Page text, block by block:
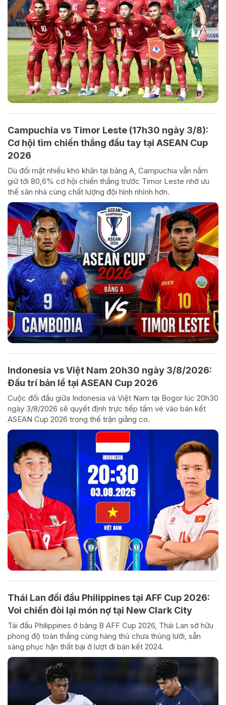
Campuchia vs Timor Leste (17h30 ngày 3/8):
Cơ hội tìm chiến thắng đầu tay tại ASEAN Cup
2026
Dù đối mặt nhiều khó khăn tại bảng A, Campuchia vẫn nắm
giữ tới 80,6% cơ hội chiến thắng trước Timor Leste nhờ ưu
thế sân nhà cùng chất lượng đội hình nhỉnh hơn.
Indonesia vs Việt Nam 20h30 ngày 3/8/2026:
Đấu trí bản lề tại ASEAN Cup 2026
Cuộc đối đầu giữa Indonesia và Việt Nam tại Bogor lúc 20h30
ngày 3/8/2026 sẽ quyết định trực tiếp tấm vé vào bán kết
ASEAN Cup 2026 trong thế trận giằng co.
Thái Lan đối đầu Philippines tại AFF Cup 2026:
Voi chiến đòi lại món nợ tại New Clark City
Tái đấu Philippines ở bảng B AFF Cup 2026, Thái Lan sở hữu
phong độ toàn thắng cùng hàng thủ chưa thủng lưới, sẵn
sàng phục hận thất bại ở lượt đi bán kết 2024.